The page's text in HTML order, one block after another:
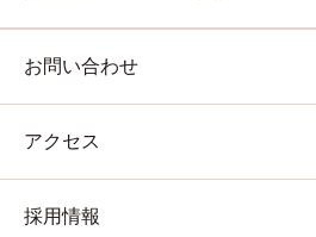
お問い合わせ
アクセス
採用情報